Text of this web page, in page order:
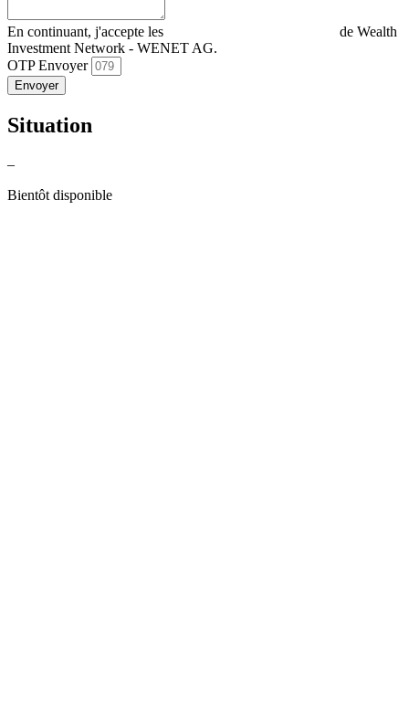
En continuant, j'accepte les
de Wealth
Investment Network - WENET AG.
OTP Envoyer
Envoyer
Situation
–
Bientôt disponible